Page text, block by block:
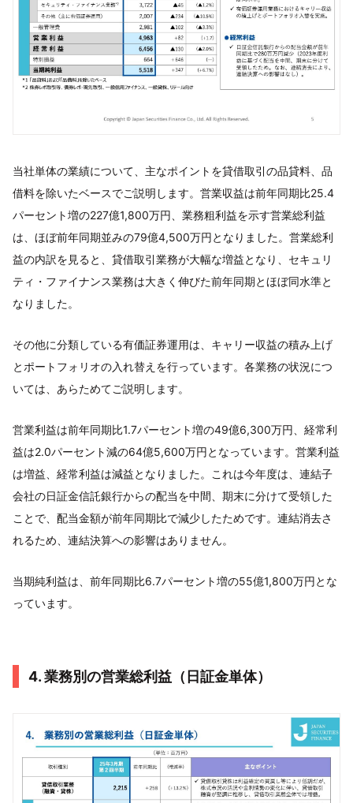
当社単体の業績について、主なポイントを貸借取引の品貸料、品
借料を除いたベースでご説明します。営業収益は前年同期比25.4
パーセント増の227億1,800万円、業務粗利益を示す営業総利益
は、ほぼ前年同期並みの79億4,500万円となりました。営業総利
益の内訳を見ると、貸借取引業務が大幅な増益となり、セキュリ
ティ・ファイナンス業務は大きく伸びた前年同期とほぼ同水準と
なりました。
その他に分類している有価証券運用は、キャリー収益の積み上げ
とポートフォリオの入れ替えを行っています。各業務の状況につ
いては、あらためてご説明します。
営業利益は前年同期比1.7パーセント増の49億6,300万円、経常利
益は2.0パーセント減の64億5,600万円となっています。営業利益
は増益、経常利益は減益となりました。これは今年度は、連結子
会社の日証金信託銀行からの配当を中間、期末に分けて受領した
ことで、配当金額が前年同期比で減少したためです。連結消去さ
れるため、連結決算への影響はありません。
当期純利益は、前年同期比6.7パーセント増の55億1,800万円とな
っています。
4. 業務別の営業総利益（日証金単体）